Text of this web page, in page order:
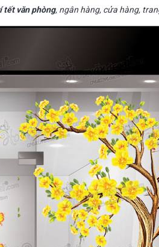
tết văn phòng, ngân hàng, cửa hàng,